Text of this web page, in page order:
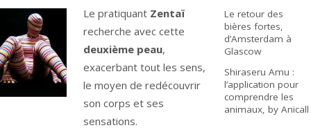
Le pratiquant Zentaï
recherche avec cette
deuxième peau,
exacerbant tout les sens,
le moyen de redécouvrir
son corps et ses
sensations.
Le retour des
bières fortes,
d’Amsterdam à
Glascow
Shiraseru Amu :
l’application pour
comprendre les
animaux, by Anicall